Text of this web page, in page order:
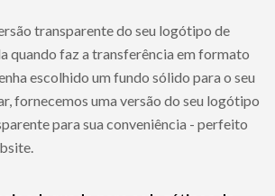
transparente do seu logótipo de
quando faz a transferência em formato
escolhido um fundo sólido para o seu
fornecemos uma versão do seu logótipo
para sua conveniência - perfeito